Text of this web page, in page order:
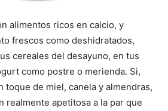
alimentos ricos en calcio, y
frescos como deshidratados,
cereales del desayuno, en tus
como postre o merienda. Si,
toque de miel, canela y almendras,
realmente apetitosa a la par que